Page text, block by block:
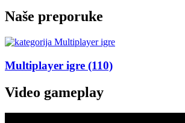
Naše preporuke
Multiplayer igre (110)
Video gameplay